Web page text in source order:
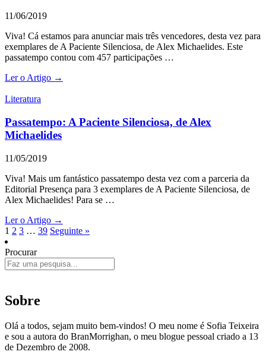
11/06/2019
Viva! Cá estamos para anunciar mais três vencedores, desta vez para
exemplares de A Paciente Silenciosa, de Alex Michaelides. Este
passatempo contou com 457 participações …
Ler o Artigo →
Literatura
Passatempo: A Paciente Silenciosa, de Alex
Michaelides
11/05/2019
Viva! Mais um fantástico passatempo desta vez com a parceria da
Editorial Presença para 3 exemplares de A Paciente Silenciosa, de
Alex Michaelides! Para se …
Ler o Artigo →
1 2 3 … 39 Seguinte »
Procurar
Sobre
Olá a todos, sejam muito bem-vindos! O meu nome é Sofia Teixeira
e sou a autora do BranMorrighan, o meu blogue pessoal criado a 13
de Dezembro de 2008.